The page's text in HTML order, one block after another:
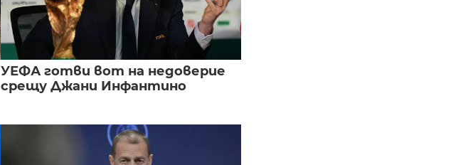
УЕФА готви вот на недоверие
срещу Джани Инфантино